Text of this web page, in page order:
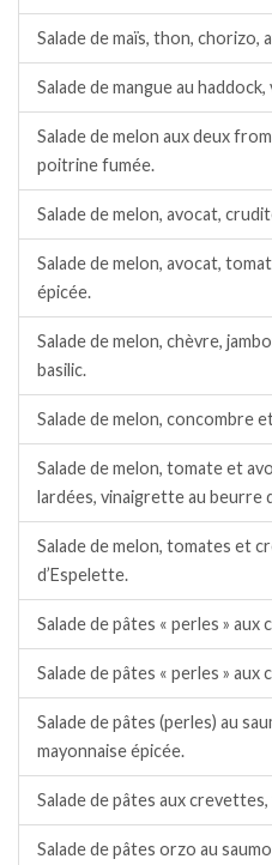
Salade de maïs, thon, chorizo,
Salade de mangue au
Salade de melon aux deux
poitrine fumée.
Salade de melon, avocat,
Salade de melon, avocat,
épicée.
Salade de melon, chèvre,
basilic.
Salade de melon, concombre
Salade de melon, tomate et
lardées, vinaigrette au beurre
Salade de melon, tomates et
d’Espelette.
Salade de pâtes « perles »
Salade de pâtes « perles »
Salade de pâtes (perles) au
mayonnaise épicée.
Salade de pâtes aux
Salade de pâtes orzo au